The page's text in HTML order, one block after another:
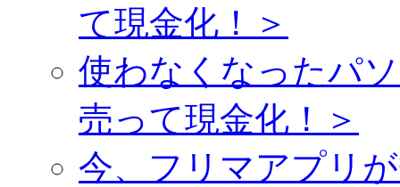
て現金化！＞
使わなくなったパ
売って現金化！＞
今、フリマアプリ